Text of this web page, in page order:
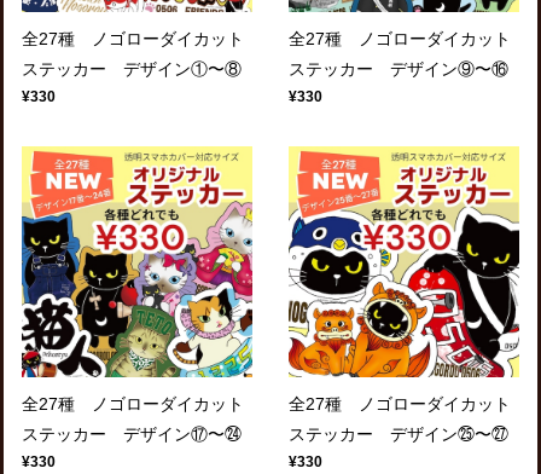
全27種 ノゴローダイカット
ステッカー デザイン①〜⑧
¥330
全27種 ノゴローダイカット
ステッカー デザイン⑨〜⑯
¥330
全27種 ノゴローダイカット
ステッカー デザイン⑰〜㉔
¥330
全27種 ノゴローダイカット
ステッカー デザイン㉕〜㉗
¥330